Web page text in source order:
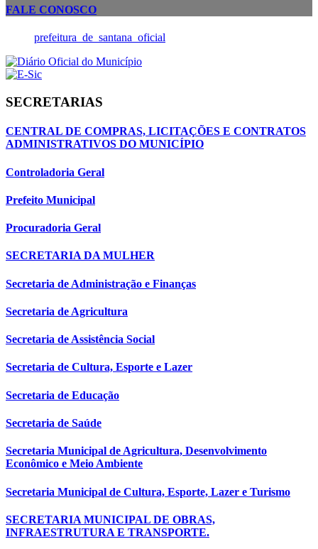
FALE CONOSCO
prefeitura_de_santana_oficial
SECRETARIAS
CENTRAL DE COMPRAS, LICITAÇÕES E CONTRATOS
ADMINISTRATIVOS DO MUNICÍPIO
Controladoria Geral
Prefeito Municipal
Procuradoria Geral
SECRETARIA DA MULHER
Secretaria de Administração e Finanças
Secretaria de Agricultura
Secretaria de Assistência Social
Secretaria de Cultura, Esporte e Lazer
Secretaria de Educação
Secretaria de Saúde
Secretaria Municipal de Agricultura, Desenvolvimento
Econômico e Meio Ambiente
Secretaria Municipal de Cultura, Esporte, Lazer e Turismo
SECRETARIA MUNICIPAL DE OBRAS,
INFRAESTRUTURA E TRANSPORTE.